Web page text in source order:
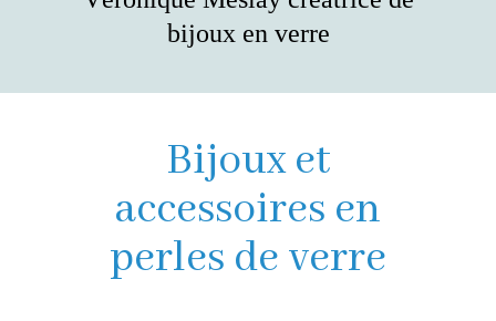
bijoux en verre
Bijoux et
accessoires en
perles de verre